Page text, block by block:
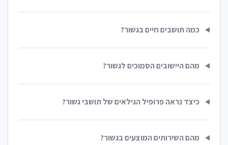
כמה תושבים חיים בגשור?
מהם היישובים הסמוכים לגשור?
כיצד נראה פרופיל הגילאים של תושבי גשור?
מהם השירותים המוצעים בגשור?